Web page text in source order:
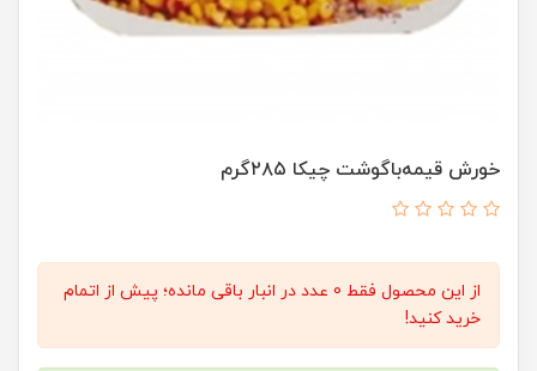
خورش قیمه‌باگوشت چیکا ۲۸۵گرم
از این محصول فقط 0 عدد در انبار باقی مانده؛ پیش از اتمام
خرید کنید!